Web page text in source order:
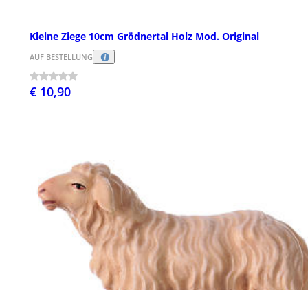
Kleine Ziege 10cm Grödnertal Holz Mod. Original
AUF BESTELLUNG
€ 10,90